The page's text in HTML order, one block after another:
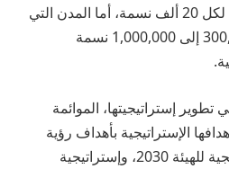
وأكثر، بمعيار وحدة تشغيلية لكل 20 ألف نسمة، أما المدن التي
يتراوح عدد سكانها من 300,000 إلى 1,000,000 نسمة
تطوير إستراتيجيتها، الموائمة
2030، ربط أهدافها الإستراتيجية بأهداف رؤية
المملكة والخارطة الإستراتيجية للهيئة 2030، وإستراتيجية